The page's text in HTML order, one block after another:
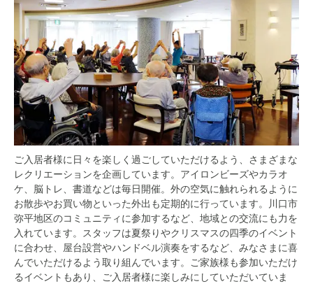
ご入居者様に日々を楽しく過ごしていただけるよう、さまざまな
レクリエーションを企画しています。アイロンビーズやカラオ
ケ、脳トレ、書道などは毎日開催。外の空気に触れられるように
お散歩やお買い物といった外出も定期的に行っています。川口市
弥平地区のコミュニティに参加するなど、地域との交流にも力を
入れています。スタッフは夏祭りやクリスマスの四季のイベント
に合わせ、屋台設営やハンドベル演奏をするなど、みなさまに喜
んでいただけるよう取り組んでいます。ご家族様も参加いただけ
るイベントもあり、ご入居者様に楽しみにしていただいていま